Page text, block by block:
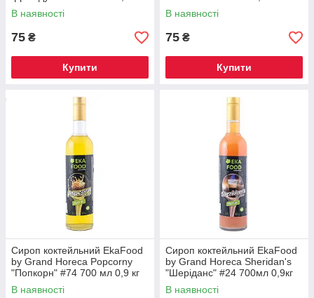
СКЛО
В наявності
75 ₴
Купити
СКЛО
В наявності
75 ₴
Купити
Сироп коктейльний EkaFood
by Grand Horeca Popcorny
"Попкорн" #74 700 мл 0,9 кг
СКЛО
В наявності
Сироп коктейльний EkaFood
by Grand Horeca Sheridan's
"Шеріданс" #24 700мл 0,9кг
СКЛО
В наявності